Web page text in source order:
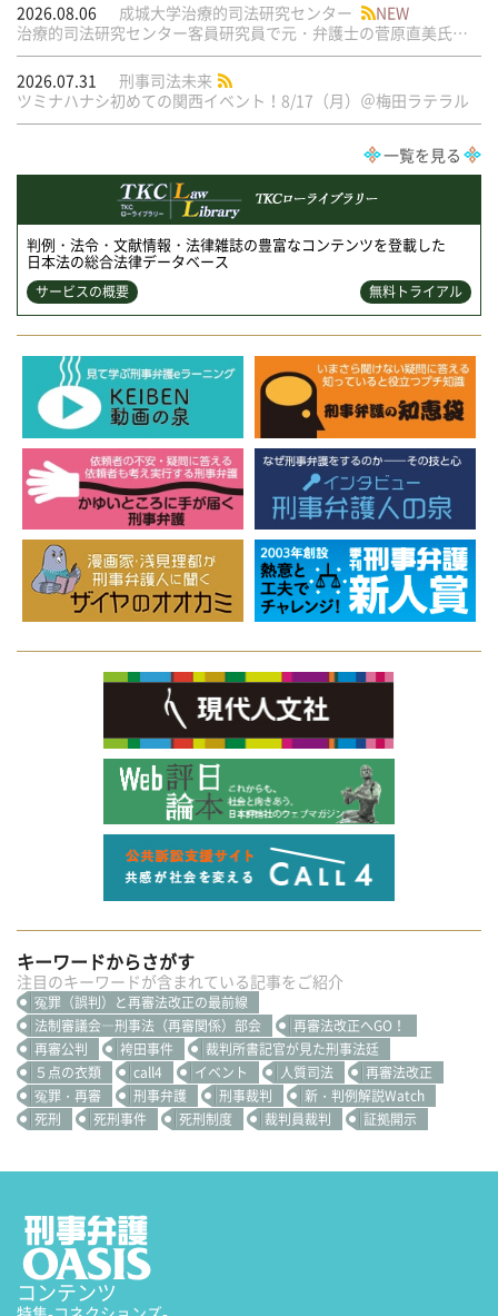
2026.08.06 成城大学治療的司法研究センター
NEW
治療的司法研究センター客員研究員で元・弁護士の菅原直美氏の論文が公刊されました
2026.07.31
刑事司法未来
ツミナハナシ初めての関西イベント！8/17（月）＠梅田ラテラル
一覧を見る
判例・法令・文献情報・法律雑誌の豊富なコンテンツを登載した
日本法の総合法律データベース
サービスの概要 無料トライアル
キーワードからさがす
注目のキーワードが含まれている記事をご紹介
冤罪（誤判）と再審法改正の最前線
法制審議会―刑事法（再審関係）部会
再審法改正へGO！
再審公判
袴田事件
裁判所書記官が見た刑事法廷
５点の衣類
call4 イベント 人質司法
再審法改正
冤罪・再審
刑事弁護 刑事裁判
新・判例解説Watch
死刑
死刑事件 死刑制度 裁判員裁判 証拠開示
コンテンツ